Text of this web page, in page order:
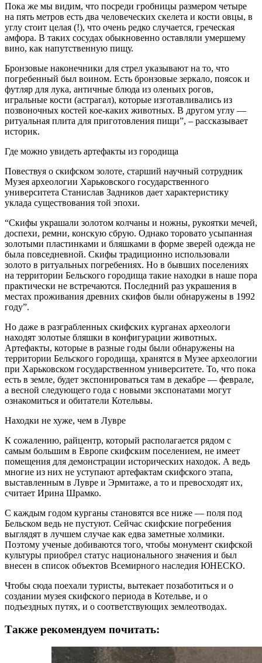
Пока же мы видим, что посреди гробницы размером четыре
на пять метров есть два человеческих скелета и кости овцы, в
углу стоит целая (!), что очень редко случается, греческая
амфора. В таких сосудах обыкновенно оставляли умершему
вино, как напутственную пищу.
Бронзовые наконечники для стрел указывают на то, что
погребенный был воином. Есть бронзовые зеркало, поясок и
футляр для лука, античные блюда из оленьих рогов,
игральные кости (астрагал), которые изготавливались из
позвоночных костей кое-каких животных. В другом углу —
ритуальная плита для приготовления пищи”, – рассказывает
историк.
Где можно увидеть артефакты из городища
Повествуя о скифском золоте, старший научный сотрудник
Музея археологии Харьковского государственного
университета Станислав Задников дает характеристику
уклада существования той эпохи.
“Скифы украшали золотом колчаны и ножны, рукоятки мечей,
доспехи, ремни, конскую сбрую. Однако торовато усыпанная
золотыми пластинками и бляшками в форме зверей одежда не
была повседневной. Скифы традиционно использовали
золото в ритуальных погребениях. Но в бывших поселениях
на территории Бельского городища такие находки в наше пора
практически не встречаются. Последний раз украшения в
местах проживания древних скифов были обнаружены в 1992
году”.
Но даже в разграбленных скифских курганах археологи
находят золотые бляшки в конфигурации животных.
Артефакты, которые в разные годы были обнаружены на
территории Бельского городища, хранятся в Музее археологии
при Харьковском государственном университете. То, что пока
есть в земле, будет экспонироваться там в декабре — феврале,
а весной следующего года с новыми экспонатами могут
ознакомиться и обитатели Котельвы.
Находки не хуже, чем в Лувре
К сожалению, райцентр, который располагается рядом с
самым большим в Европе скифским поселением, не имеет
помещения для демонстрации исторических находок. А ведь
многие из них не уступают артефактам скифского этапа,
выставленным в Лувре и Эрмитаже, а то и превосходят их,
считает Ирина Шрамко.
С каждым годом курганы становятся все ниже — поля под
Бельском ведь не пустуют. Сейчас скифские погребения
выглядят в лучшем случае как едва заметные холмики.
Поэтому ученые добиваются того, чтобы монумент скифской
культуры приобрел статус национального значения и был
внесен в список объектов Всемирного наследия ЮНЕСКО.
Чтобы сюда поехали туристы, вытекает позаботиться и о
создании музея скифского периода в Котельве, и о
подъездных путях, и о соответствующих землеотводах.
Также рекомендуем почитать: